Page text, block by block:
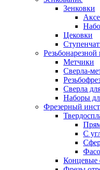
Зенковки
Цековки
Метчики
Сверла-
Сверла
Наборы
Фрезерный
С
Концевые